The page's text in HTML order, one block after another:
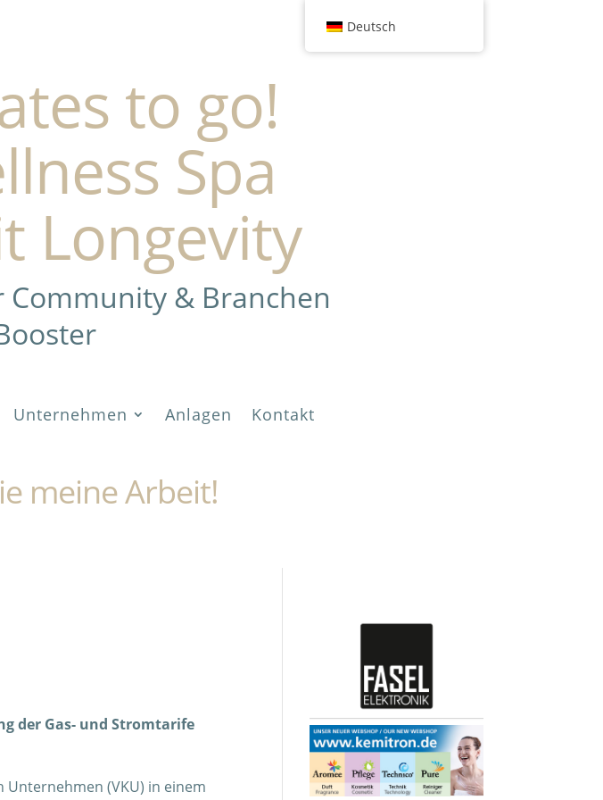
to go!
Spa
Longevity
Community & Branchen
Unternehmen Anlagen Kontakt
meine Arbeit!
der Gas- und Stromtarife
(VKU) in einem
Deutsch